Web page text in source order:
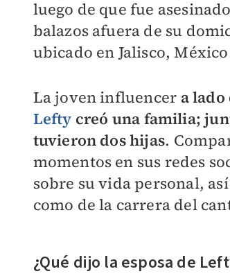
luego de que fue
balazos afuera de su
ubicado en Jalisco,
La joven influencer a lado
Lefty creó una familia;
tuvieron dos hijas.
momentos en sus redes
sobre su vida personal, así
como de la carrera del
¿Qué dijo la esposa de